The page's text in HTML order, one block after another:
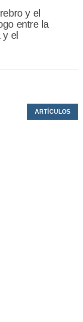
y el
entre la
y el
ARTÍCULOS